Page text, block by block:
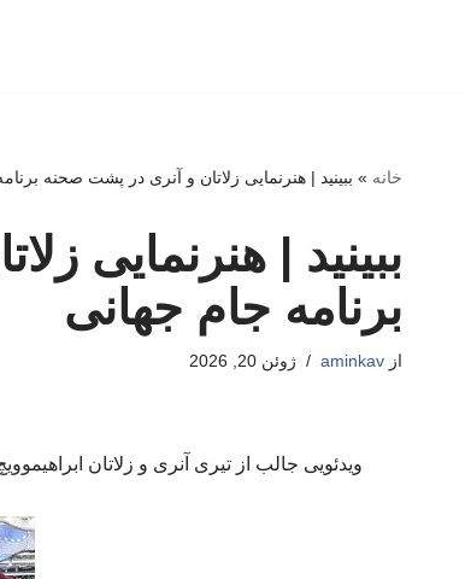
خانه » ببینید | هنرنمایی زلاتان و آنری در پشت صحنه
ببینید | هنرنمایی
برنامه جام جهانی
ازaminkav ژوئن 20, 2026
ویدئویی جالب از تیری آنری و زلاتان